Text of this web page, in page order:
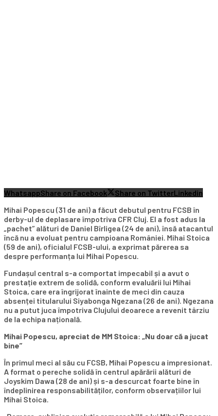
WhatsappShare on Facebook Share on TwitterLinkedin
Mihai Popescu (31 de ani) a făcut debutul pentru FCSB în
derby-ul de deplasare împotriva CFR Cluj. El a fost adus la
„pachet” alături de Daniel Bîrligea (24 de ani), însă atacantul
încă nu a evoluat pentru campioana României. Mihai Stoica
(59 de ani), oficialul FCSB-ului, a exprimat părerea sa
despre performanța lui Mihai Popescu.
Fundașul central s-a comportat impecabil și a avut o
prestație extrem de solidă, conform evaluării lui Mihai
Stoica, care era îngrijorat înainte de meci din cauza
absenței titularului Siyabonga Ngezana (26 de ani). Ngezana
nu a putut juca împotriva Clujului deoarece a revenit târziu
de la echipa națională.
Mihai Popescu, apreciat de MM Stoica: „Nu doar că a jucat
bine”
În primul meci al său cu FCSB, Mihai Popescu a impresionat.
A format o pereche solidă în centrul apărării alături de
Joyskim Dawa (28 de ani) și s-a descurcat foarte bine în
îndeplinirea responsabilităților, conform observațiilor lui
Mihai Stoica.